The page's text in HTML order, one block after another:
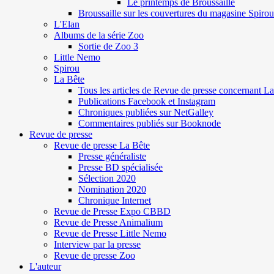
Broussaille sur les couvertures du magasine Spirou
L'Elan
Albums de la série Zoo
Sortie de Zoo 3
Little Nemo
Spirou
La Bête
Tous les articles de Revue de presse concernant
Publications Facebook et Instagram
Chroniques publiées sur NetGalley
Commentaires publiés sur Booknode
Revue de presse
Revue de presse La Bête
Presse généraliste
Presse BD spécialisée
Sélection 2020
Nomination 2020
Chronique Internet
Revue de Presse Expo CBBD
Revue de Presse Animalium
Revue de Presse Little Nemo
Interview par la presse
Revue de presse Zoo
L'auteur